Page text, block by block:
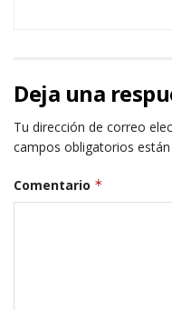
Deja una
Tu dirección de correo
campos obligatorios
Comentario *